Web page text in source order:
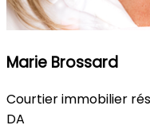
Marie Brossard
Courtier immobilier
DA